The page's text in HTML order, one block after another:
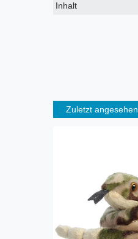
Inhalt
Zuletzt angesehen